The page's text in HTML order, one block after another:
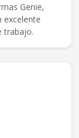
Genie,
excelente
trabajo.